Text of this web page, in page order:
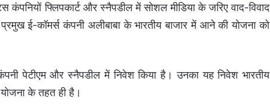
कंपनियों फ्लिपकार्ट और स्नैपडील में सोशल मीडिया के जरिए वाद-विवाद
ई-कॉमर्स कंपनी अलीबाबा के भारतीय बाजार में आने की योजना को
पेटीएम और स्नैपडील में निवेश किया है। उनका यह निवेश भारतीय
के तहत ही है।